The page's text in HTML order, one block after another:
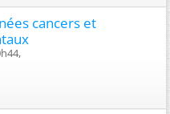
cancers et